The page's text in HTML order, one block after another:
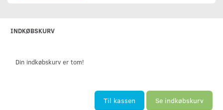
INDKØBSKURV
Din indkøbskurv er tom!
Til kassen Se indkøbskurv